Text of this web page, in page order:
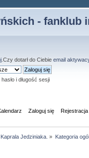
- fanklub
.Czy dotarł do Ciebie email
i długość sesji
Zaloguj się Rejestracja
Jedziniaka. » Kategoria